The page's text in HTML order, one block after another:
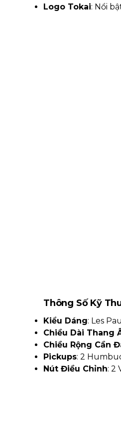
Logo Tokai: Nổi
Thông Số Kỹ
Kiểu Dáng: Les
Chiều Dài Thang
Chiều Rộng Cần
Pickups: 2
Nút Điều Chỉnh: 2